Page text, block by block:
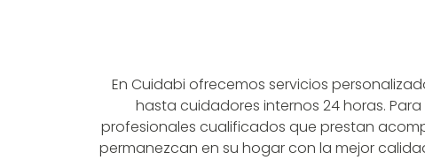
En Cuidabi ofrecemos servicios
hasta cuidadores internos 24 horas.
profesionales cualificados que prestan
permanezcan en su hogar con la mejor